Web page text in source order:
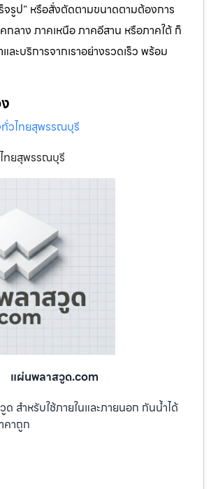
จรูป” หรือสั่งตัดตามขนาดตามต้องการ
ลาง ภาคเหนือ ภาคอีสาน หรือภาคใต้ ก็
ละบริการจากเราอย่างรวดเร็ว พร้อม
วไทยสุพรรณบุรี
ทยสุพรรณบุรี
แผ่นพลาสวูด.com
สำหรับใช้ภายในและภายนอก กันน้ำได้
คาถูก